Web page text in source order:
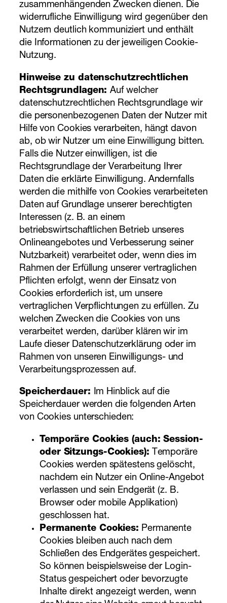
zusammenhängenden Zwecken dienen. Die
widerrufliche Einwilligung wird gegenüber den
Nutzern deutlich kommuniziert und enthält
die Informationen zu der jeweiligen Cookie-
Nutzung.
Hinweise zu datenschutzrechtlichen
Rechtsgrundlagen:Auf welcher
datenschutzrechtlichen Rechtsgrundlage wir
die personenbezogenen Daten der Nutzer mit
Hilfe von Cookies verarbeiten, hängt davon
ab, ob wir Nutzer um eine Einwilligung bitten.
Falls die Nutzer einwilligen, ist die
Rechtsgrundlage der Verarbeitung Ihrer
Daten die erklärte Einwilligung. Andernfalls
werden die mithilfe von Cookies verarbeiteten
Daten auf Grundlage unserer berechtigten
Interessen (z. B. an einem
betriebswirtschaftlichen Betrieb unseres
Onlineangebotes und Verbesserung seiner
Nutzbarkeit) verarbeitet oder, wenn dies im
Rahmen der Erfüllung unserer vertraglichen
Pflichten erfolgt, wenn der Einsatz von
Cookies erforderlich ist, um unsere
vertraglichen Verpflichtungen zu erfüllen. Zu
welchen Zwecken die Cookies von uns
verarbeitet werden, darüber klären wir im
Laufe dieser Datenschutzerklärung oder im
Rahmen von unseren Einwilligungs- und
Verarbeitungsprozessen auf.
Speicherdauer: Im Hinblick auf die
Speicherdauer werden die folgenden Arten
von Cookies unterschieden:
Temporäre Cookies (auch: Session-
oder Sitzungs-Cookies): Temporäre
Cookies werden spätestens gelöscht,
nachdem ein Nutzer ein Online-Angebot
verlassen und sein Endgerät (z. B.
Browser oder mobile Applikation)
geschlossen hat.
Permanente Cookies: Permanente
Cookies bleiben auch nach dem
Schließen des Endgerätes gespeichert.
So können beispielsweise der Login-
Status gespeichert oder bevorzugte
Inhalte direkt angezeigt werden, wenn